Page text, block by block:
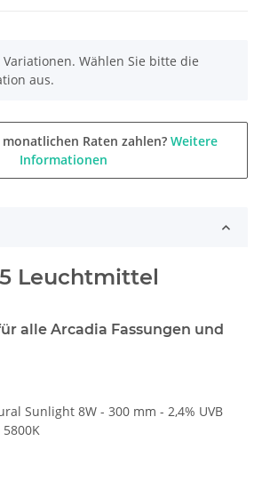
Wählen Sie bitte die
aus.
Raten zahlen? Weitere
Informationen
Leuchtmittel
alle Arcadia Fassungen und
Sunlight 8W - 300 mm - 2,4% UVB
5800K